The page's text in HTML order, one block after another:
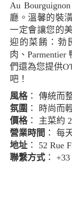
Au Bourguignon du Marais 是一家傳統的勃艮第餐
廳。溫馨的裝
一定會讓您的
迎的菜餚：勃
肉、
們還為您提供
吧！
風格： 傳統而
氛圍 ： 時尚而
價格： 主菜約
營業時間 ： 每
地址 ： 52 Rue
聯繫方式 ：